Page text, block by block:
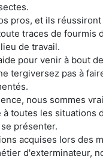
pros, et ils
traces de fourmis
de travail.
pour venir à bout
tergiversez pas à
nous sommes
à toutes les situations
présenter.
acquises lors des
d'exterminateur,